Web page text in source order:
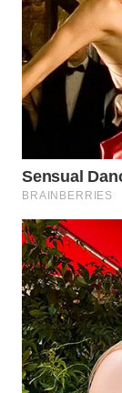
LABUHANBATU
WN
TAPANULI
TENGAH
SERDANG
TEBING
TINGGI
WN
PAKPAK
WN
KARAWANG